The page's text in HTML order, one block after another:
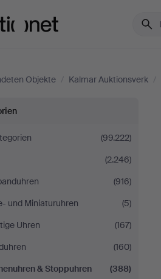
Objekte / Kalmar Auktionsverk /
(99.222)
(2.246)
(916)
und Miniaturuhren
(5)
Uhren
(167)
(160)
& Stoppuhren
(388)